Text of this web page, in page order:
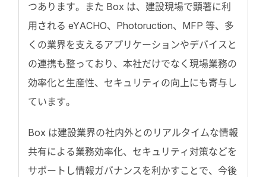
つあります。また Box は、建設現場で顕著に利
用される eYACHO、Photoruction、MFP 等、多
くの業界を支えるアプリケーションやデバイスと
の連携も整っており、本社だけでなく現場業務の
効率化と生産性、セキュリティの向上にも寄与し
ています。
Box は建設業界の社内外とのリアルタイムな情報
共有による業務効率化、セキュリティ対策などを
サポートし情報ガバナンスを利かすことで、今後